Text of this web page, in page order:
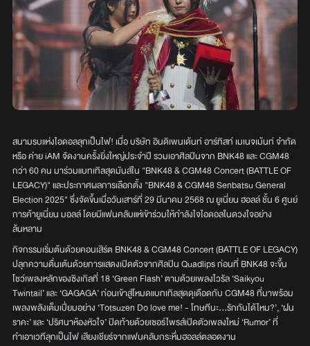
สนามรบแห่งไอดอลลุกเป็นไฟ! เมื่อ บริษัท อินดิเพนเด้นท์ อาร์ทิสท์ เมเนจเม้นท์ จำกัด
หรือ ค่าย iAM จัดงานครั้งยิ่งใหญ่ประจำปี รวมเอาศิลปินจาก BNK48 และ CGM48
กว่า 60 คน มาร่วมแบทเทิลสุดมันส์ใน "BNK48 & CGM48 Concert (BATTLE OF
LEGACY)" และประกาศผลการเลือกตั้ง "BNK48 & CGM48 Senbatsu General
Election 2025" ซึ่งจัดขึ้นเมื่อวันเสาร์ที่ 29 มีนาคม 2568 ณ ยูเนี่ยน ฮอลล์ ชั้น 6 ศูนย์
การค้ายูเนี่ยน มอลล์ โดยมีแฟนคลับแห่เข้าร่วมให้กำลังใจไอดอลในดวงใจอย่าง
ล้นหลาม
กิจกรรมเริ่มต้นด้วยคอนเสิร์ต BNK48 & CGM48 Concert (BATTLE OF LEGACY)
ปลุกความตื่นเต้นด้วยการแสดงเปิดตัวจากศิลปิน Quadlips ก่อนที่ BNK48 จะขึ้น
โชว์เพลงหลักของซิงเกิลที่ 18 ‘Green Flash’ ตามด้วยเพลงไวรัล ‘Saikyou
Twintail’ และ ‘GAGAGA’ ก่อนเข้าสู่โหมดแบทเทิลสุดดุเดือดกับ CGM48 ที่มาพร้อม
เพลงพลังเต็มเปี่ยมอย่าง ‘Totsuzen Do love me! - โทษทีนะ...รักกันได้ไหม?’, ‘ฝน
ราคะ’ และ ‘ปริศนาห้องหัวใจ’ ปิดท้ายด้วยเซอร์ไพรส์เปิดตัวเพลงใหม่ ‘Rumor’ ที่
ทำเอาเวทีลุกเป็นไฟ เสียงเชียร์จากแฟนคลับกระหึ่มฮอลล์ตลอดงาน